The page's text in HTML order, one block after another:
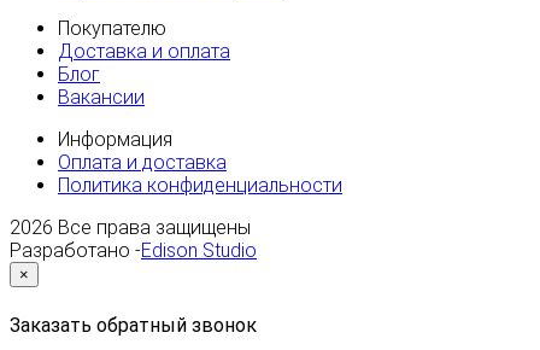
Покупателю
Доставка и оплата
Блог
Вакансии
Информация
Оплата и доставка
Политика конфиденциальности
2026 Все права защищены
Разработано -Edison Studio
×
Заказать обратный звонок